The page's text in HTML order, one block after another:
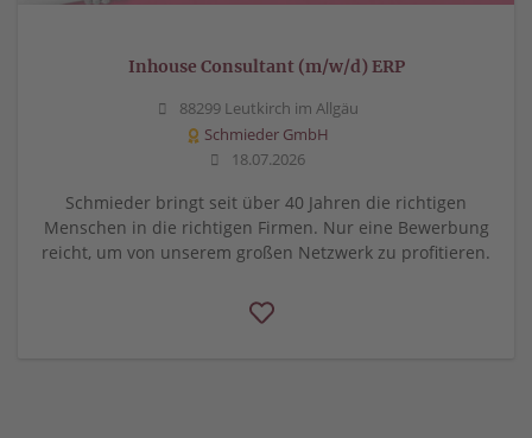
Inhouse Consultant (m/w/d) ERP
88299 Leutkirch im Allgäu
Schmieder GmbH
18.07.2026
Schmieder bringt seit über 40 Jahren die richtigen
Menschen in die richtigen Firmen. Nur eine Bewerbung
reicht, um von unserem großen Netzwerk zu profitieren.